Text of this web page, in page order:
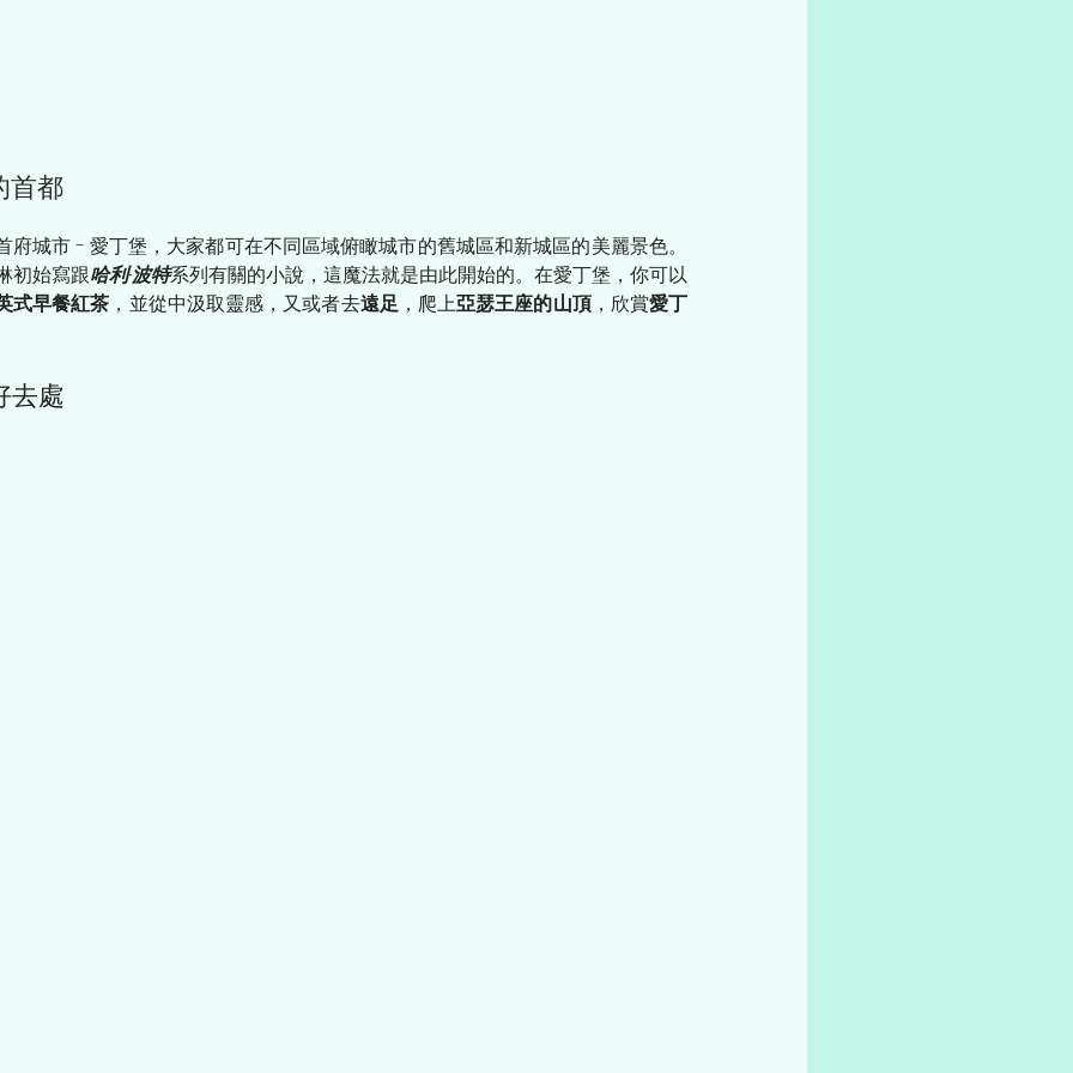
首都
府城市 - 愛丁堡，大家都可在不同區域俯瞰城市的舊城區和新城區的美麗景色。
初始寫跟哈利·波特系列有關的小說，這魔法就是由此開始的。在愛丁堡，你可以
式早餐紅茶 ，並從中汲取靈感，又或者去遠足，爬上亞瑟王座的山頂，欣賞愛丁
去處